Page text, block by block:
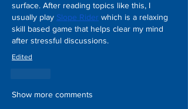
surface. After reading topics like this, I
usually play Slope Rider which is a relaxing
skill based game that helps clear my mind
after stressful discussions.
Edited
Show more comments